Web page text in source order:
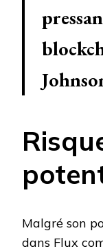
Malgré son
dans Flux